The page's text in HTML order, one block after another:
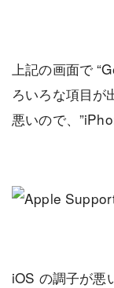
上記の画面で
ろいろな項目が
悪いので、
iOS の調子が悪